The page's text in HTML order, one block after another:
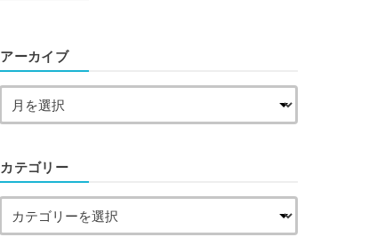
アーカイブ
カテゴリー